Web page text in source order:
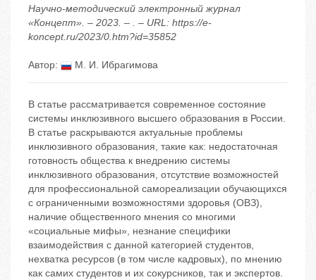
Научно-методический электронный журнал
«Концепт». – 2023. – . – URL: https://e-
koncept.ru/2023/0.htm?id=35852
Автор: М. И. Ибрагимова
В статье рассматривается современное состояние
системы инклюзивного высшего образования в России.
В статье раскрываются актуальные проблемы
инклюзивного образования, такие как: недостаточная
готовность общества к внедрению системы
инклюзивного образования, отсутствие возможностей
для профессиональной самореализации обучающихся
с ограниченными возможностями здоровья (ОВЗ),
наличие общественного мнения со многими
«социальные мифы», незнание специфики
взаимодействия с данной категорией студентов,
нехватка ресурсов (в том числе кадровых), по мнению
как самих студентов и их сокурсников, так и экспертов.